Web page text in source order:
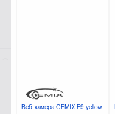
Веб-камера GEMIX F9 yellow